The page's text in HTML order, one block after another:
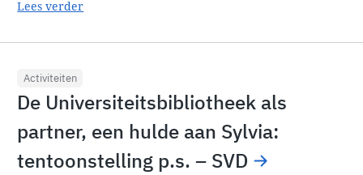
Lees verder
Activiteiten
De Universiteitsbibliotheek als
partner, een hulde aan Sylvia:
tentoonstelling p.s. – SVD